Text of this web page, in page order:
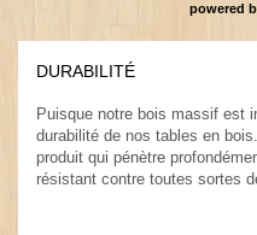
powered
DURABILITÉ
Puisque notre bois massif est
durabilité de nos tables en
produit qui pénètre
résistant contre toutes sortes